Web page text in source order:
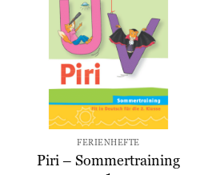
Wunschliste
hinzufügen
FERIENHEFTE
Piri – Sommertraining